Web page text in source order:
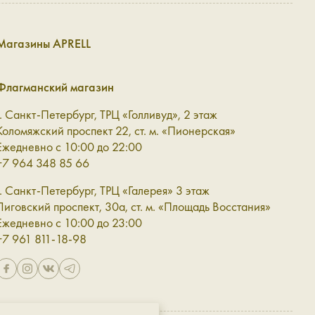
размера станет красивым дополнением к любой
через плечо, чтобы равномерно распределить вес
сейчас, но в то же время ту, которая будет
в комплекте помогает держать самые важные
APRELL
магазин
Санкт-Петербург, ТРЦ «Голливуд», 2 этаж
проспект 22, ст. м. «Пионерская»
с 10:00 до 22:00
964 348 85 66
Санкт-Петербург, ТРЦ «Галерея» 3 этаж
проспект, 30а, ст. м. «Площадь Восстания»
с 10:00 до 23:00
961 811-18-98